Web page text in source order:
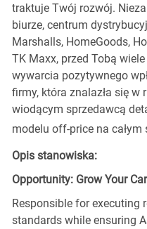
traktuje Twój rozwój.
biurze, centrum
Marshalls, HomeGoods,
TK Maxx, przed Tobą
wywarcia pozytywnego
firmy, która znalazła się w
wiodącym sprzedawcą
modelu off-price na całym
Opis stanowiska:
Opportunity: Grow Your
Responsible for executing
standards while ensuring